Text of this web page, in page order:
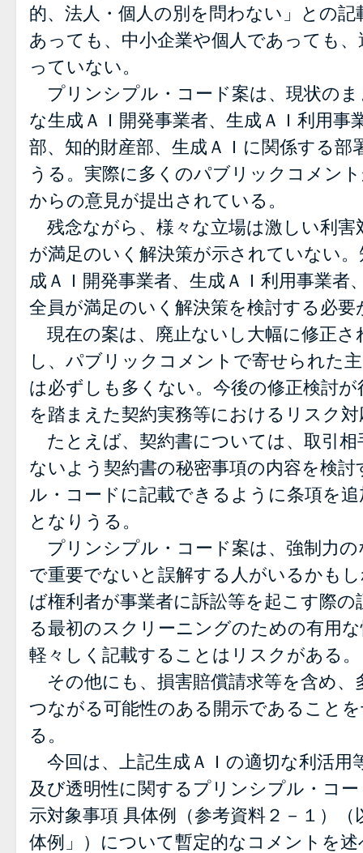
的、法人・個人の別を問わない」との
あっても、中小企業や個人であっても
っていない。
プリンシプル・コード案は、現状のま
な生成ＡＩ開発事業者、生成ＡＩ利用事
部、知的財産部、生成ＡＩに関係する部
うる。実際に多くのパブリックコメン
からの意見が提出されている。
残念ながら、様々な立場は激しい利害
が満足のいく解決策が示されていない
成ＡＩ開発事業者、生成ＡＩ利用事業者
全員が満足のいく解決策を検討する必要
現在の案は、廃止ないし大幅に修正
し、パブリックコメントで寄せられた
は必ずしも多くない。今後の修正検討
を踏まえた契約実務等におけるリスク
たとえば、契約書については、取引相
ないよう契約書の秘密事項の内容を検
ル・コードに記載できるように条項を
となりうる。
プリンシプル・コード案は、強制力
で重要でないと誤解する人がいるかも
ば権利者が事業者に訴訟等を起こす際
る最初のスクリーニングのための有用
軽々しく記載することはリスクがある。
その他にも、損害賠償請求等を含め、
つながる可能性のある開示であること
る。
今回は、上記生成ＡＩの適切な利活用
及び透明性に関するプリンシプル・コ
示対象事項 具体例（参考資料２－１）
体例」）について暫定的なコメントを